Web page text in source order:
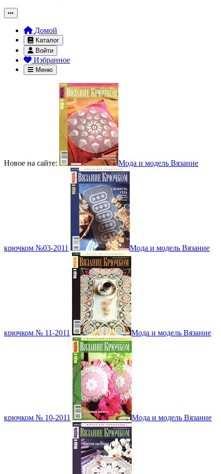
Домой
Каталог
Войти
Избранное
Меню
Новое на сайте: Мода и модель Вязание
крючком №03-2011 Мода и модель Вязание
крючком № 11-2011 Мода и модель Вязание
крючком № 10-2011 Мода и модель Вязание